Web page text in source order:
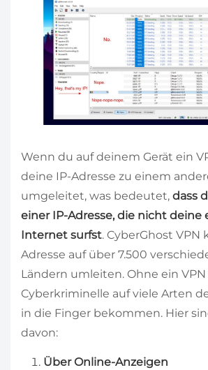
Wenn du auf deinem Gerät ein
deine IP-Adresse zu einem
umgeleitet, was bedeutet, dass
einer IP-Adresse, die nicht deine
Internet surfst. CyberGhost VPN
Adresse auf über 7.500
Ländern umleiten. Ohne ein
Cyberkriminelle auf viele Arten
in die Finger bekommen. Hier
davon:
Über Online-Anzeigen